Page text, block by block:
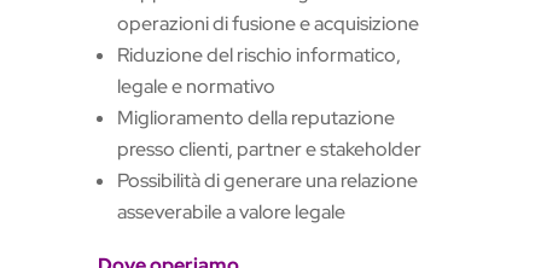
operazioni di fusione e acquisizione
Riduzione del rischio informatico,
legale e normativo
Miglioramento della reputazione
presso clienti, partner e stakeholder
Possibilità di generare una relazione
asseverabile a valore legale